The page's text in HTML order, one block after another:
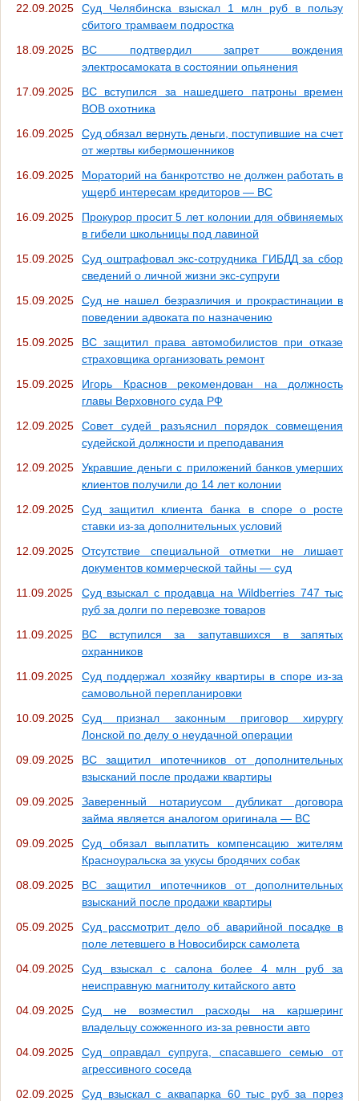
22.09.2025
Суд Челябинска взыскал 1 млн руб в пользу
сбитого трамваем подростка
18.09.2025
ВС подтвердил запрет вождения
электросамоката в состоянии опьянения
17.09.2025
ВС вступился за нашедшего патроны времен
ВОВ охотника
16.09.2025
Суд обязал вернуть деньги, поступившие на счет
от жертвы кибермошенников
16.09.2025
Мораторий на банкротство не должен работать в
ущерб интересам кредиторов — ВС
16.09.2025
Прокурор просит 5 лет колонии для обвиняемых
в гибели школьницы под лавиной
15.09.2025
Суд оштрафовал экс-сотрудника ГИБДД за сбор
сведений о личной жизни экс-супруги
15.09.2025
Суд не нашел безразличия и прокрастинации в
поведении адвоката по назначению
15.09.2025
ВС защитил права автомобилистов при отказе
страховщика организовать ремонт
15.09.2025
Игорь Краснов рекомендован на должность
главы Верховного суда РФ
12.09.2025
Совет судей разъяснил порядок совмещения
судейской должности и преподавания
12.09.2025
Укравшие деньги с приложений банков умерших
клиентов получили до 14 лет колонии
12.09.2025
Суд защитил клиента банка в споре о росте
ставки из-за дополнительных условий
12.09.2025
Отсутствие специальной отметки не лишает
документов коммерческой тайны — суд
11.09.2025
Суд взыскал с продавца на Wildberries 747 тыс
руб за долги по перевозке товаров
11.09.2025
ВС вступился за запутавшихся в запятых
охранников
11.09.2025
Суд поддержал хозяйку квартиры в споре из-за
самовольной перепланировки
10.09.2025
Суд признал законным приговор хирургу
Лонской по делу о неудачной операции
09.09.2025
ВС защитил ипотечников от дополнительных
взысканий после продажи квартиры
09.09.2025
Заверенный нотариусом дубликат договора
займа является аналогом оригинала — ВС
09.09.2025
Суд обязал выплатить компенсацию жителям
Красноуральска за укусы бродячих собак
08.09.2025
ВС защитил ипотечников от дополнительных
взысканий после продажи квартиры
05.09.2025
Суд рассмотрит дело об аварийной посадке в
поле летевшего в Новосибирск самолета
04.09.2025
Суд взыскал с салона более 4 млн руб за
неисправную магнитолу китайского авто
04.09.2025
Суд не возместил расходы на каршеринг
владельцу сожженного из-за ревности авто
04.09.2025
Суд оправдал супруга, спасавшего семью от
агрессивного соседа
02.09.2025
Суд взыскал с аквапарка 60 тыс руб за порез